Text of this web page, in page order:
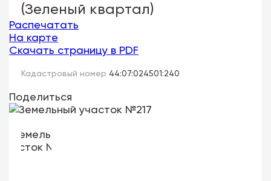
(Зеленый квартал)
Распечатать
На карте
Скачать страницу в PDF
Кадастровый номер 44:07:024501:240
Поделиться